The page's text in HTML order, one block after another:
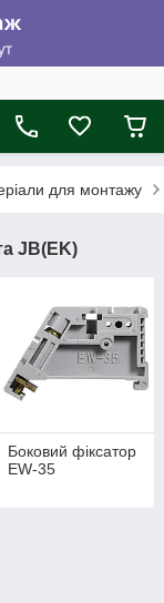
для монтажу
JB(EK)
Боковий фіксатор
EW-35